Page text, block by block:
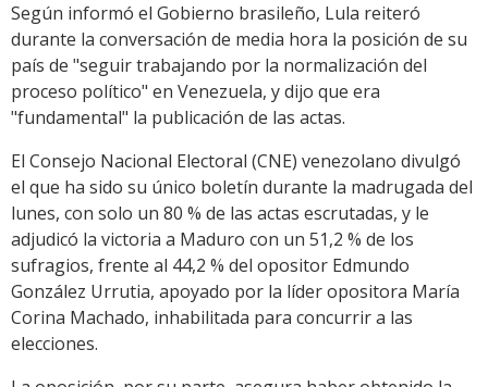
Según informó el Gobierno brasileño, Lula reiteró
durante la conversación de media hora la posición de su
país de "seguir trabajando por la normalización del
proceso político" en Venezuela, y dijo que era
"fundamental" la publicación de las actas.
El Consejo Nacional Electoral (CNE) venezolano divulgó
el que ha sido su único boletín durante la madrugada del
lunes, con solo un 80 % de las actas escrutadas, y le
adjudicó la victoria a Maduro con un 51,2 % de los
sufragios, frente al 44,2 % del opositor Edmundo
González Urrutia, apoyado por la líder opositora María
Corina Machado, inhabilitada para concurrir a las
elecciones.